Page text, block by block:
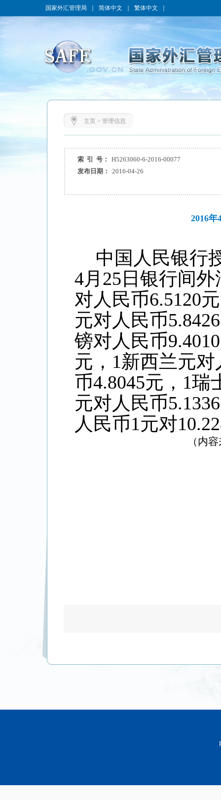
国家外汇管理局 简体中文 繁体中文
主页> 管理信息
索 引 号：
H5263060-6-2016-00077
发布日期：
2016-04-26
2016
中国人民银行
4月 25 日银行间
对人民币6.5120
元对人民币5.8426
镑对人民币9.4010
元， 1新西兰元对
币4.8045元， 1瑞
元对人民币5.1336
人民币1元对
（内容来源